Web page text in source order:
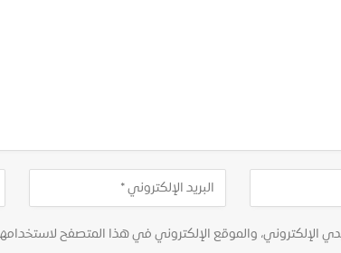
الإلكتروني، والموقع الإلكتروني في هذا المتصفح